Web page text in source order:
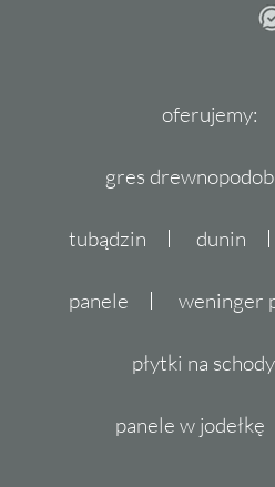
oferujemy:
gres
tubądzin dunin
panele weninger
płytki na schody
panele w jodełkę